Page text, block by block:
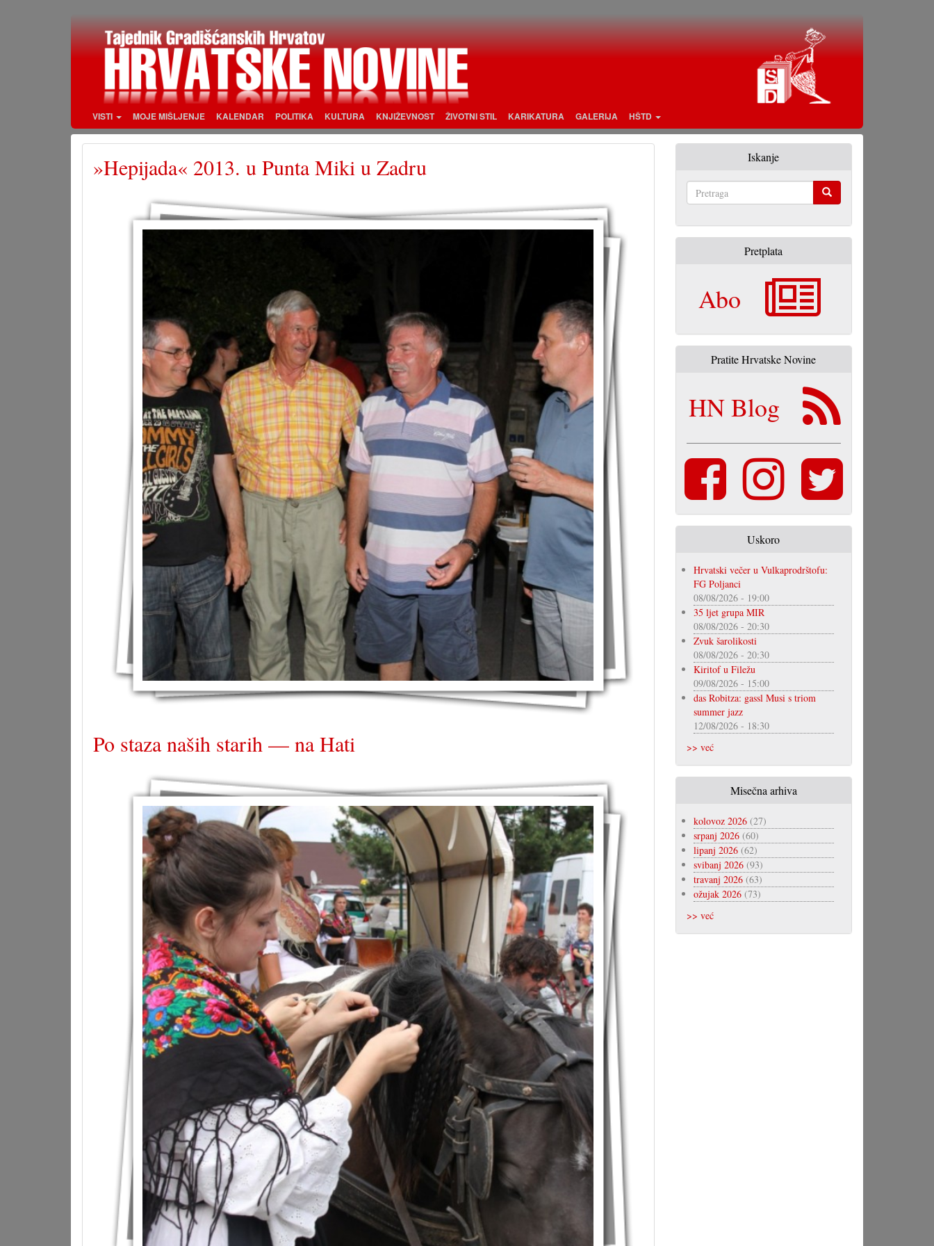
VISTI MOJE MIŠLJENJE KALENDAR POLITIKA KULTURA KNJIŽEVNOST ŽIVOTNI STIL KARIKATURA GALERIJA HŠTD
»Hepijada« 2013. u Punta Miki u Zadru
Po staza naših starih — na Hati
Iskanje
Pretplata
Abo
Pratite Hrvatske Novine
HN Blog
Uskoro
Hrvatski večer u Vulkaprodrštofu:
FG Poljanci
08/08/2026 - 19:00
35 ljet grupa MIR
08/08/2026 - 20:30
Zvuk šarolikosti
08/08/2026 - 20:30
Kiritof u Filežu
09/08/2026 - 15:00
das Robitza: gassl Musi s triom
summer jazz
12/08/2026 - 18:30
>> već
Misečna arhiva
kolovoz 2026(27)
srpanj 2026(60)
lipanj 2026(62)
svibanj 2026(93)
travanj 2026(63)
ožujak 2026(73)
>> već